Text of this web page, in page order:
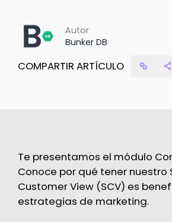
Autor
Bunker DB
COMPARTIR ARTÍCULO
Te presentamos el módulo
Conoce por qué tener nuestro
Customer View (SCV) es
estrategias de marketing.